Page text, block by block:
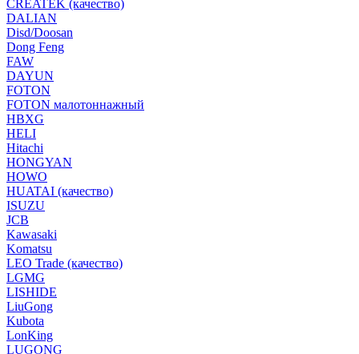
CREATEK (качество)
DALIAN
Disd/Doosan
Dong Feng
FAW
DAYUN
FOTON
FOTON малотоннажный
HBXG
HELI
Hitachi
HONGYAN
HOWO
HUATAI (качество)
ISUZU
JCB
Kawasaki
Komatsu
LEO Trade (качество)
LGMG
LISHIDE
LiuGong
Kubota
LonKing
LUGONG